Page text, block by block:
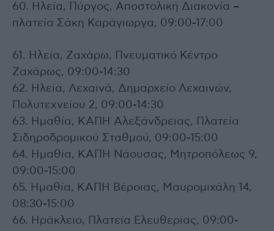
60. Ηλεία, Πύργος, Αποστολική Διακονία –
πλατεία Σάκη Καράγιωργα, 09:00-17:00
61. Ηλεία, Ζαχάρω, Πνευματικό Κέντρο
Ζαχάρως, 09:00-14:30
62. Ηλεία, Λεχαινά, Δημαρχείο Λεχαινών,
Πολυτεχνείου 2, 09:00-14:30
63. Ημαθία, ΚΑΠΗ Αλεξάνδρειας, Πλατεία
Σιδηροδρομικού Σταθμού, 09:00-15:00
64. Ημαθία, ΚΑΠΗ Νάουσας, Μητροπόλεως 9,
09:00-15:00
65. Ημαθία, ΚΑΠΗ Βέροιας, Μαυρομιχάλη 14,
08:30-15:00
66. Ηράκλειο, Πλατεία Ελευθερίας, 09:00-